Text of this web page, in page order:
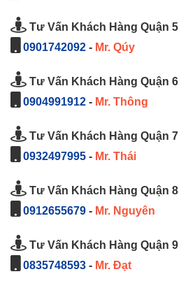
Tư Vấn Khách Hàng Quận 5
0901742092 - Mr. Qúy
Tư Vấn Khách Hàng Quận 6
0904991912 - Mr. Thông
Tư Vấn Khách Hàng Quận 7
0932497995 - Mr. Thái
Tư Vấn Khách Hàng Quận 8
0912655679 - Mr. Nguyên
Tư Vấn Khách Hàng Quận 9
0835748593 - Mr. Đạt